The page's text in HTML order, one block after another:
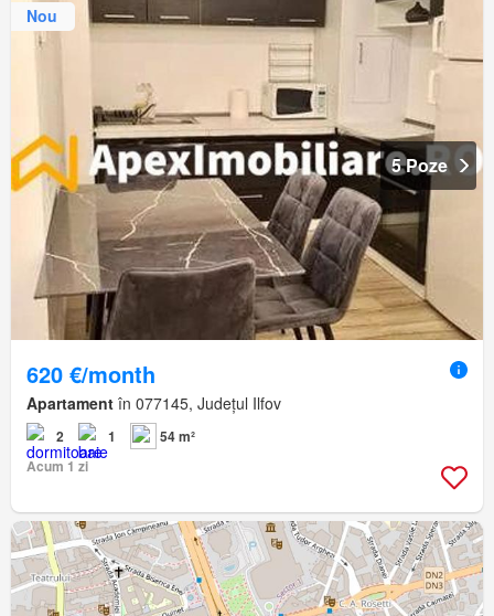
Nou
5 Poze
620 €/month
Apartament în 077145, Județul Ilfov
2 1
54 m²
Acum 1 zi